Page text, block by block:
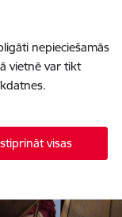
nepieciešamās
vietnē var tikt
visas